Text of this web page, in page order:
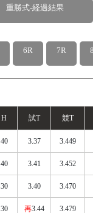
重勝式-経過結果
6R 7R 8R
H 試T 競T
40 3.37 3.449
40 3.41 3.452
30 3.40 3.470
30 再3.44 3.479